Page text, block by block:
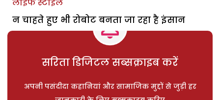
लाइफ स्टाइल
न चाहते हुए भी रोबोट बनता जा रहा है इंसान
सरिता डिजिटल सब्सक्राइब करें
अपनी पसंदीदा कहानियां और सामाजिक मुद्दों से जुड़ी हर